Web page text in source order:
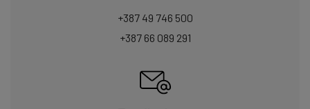
+387 49 746 500
+387 66 089 291